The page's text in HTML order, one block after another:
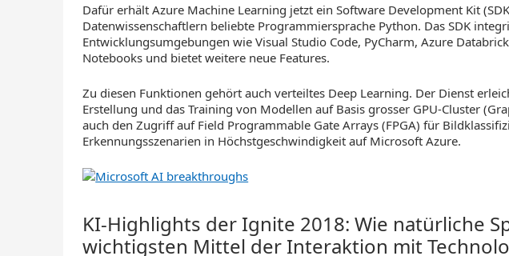
Dafür erhält Azure Machine Learning jetzt ein Software Development Kit
Datenwissenschaftlern beliebte Programmiersprache Python. Das SDK
Entwicklungsumgebungen wie Visual Studio Code, PyCharm, Azure
Notebooks und bietet weitere neue Features.
Zu diesen Funktionen gehört auch verteiltes Deep Learning. Der Dienst
Erstellung und das Training von Modellen auf Basis grosser GPU-Cluster
auch den Zugriff auf Field Programmable Gate Arrays (FPGA) für
Erkennungsszenarien in Höchstgeschwindigkeit auf Microsoft Azure.
KI-Highlights der Ignite 2018: Wie natürliche
wichtigsten Mittel der Interaktion mit